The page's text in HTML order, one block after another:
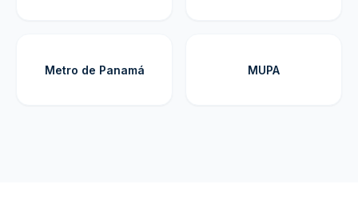
Metro de Panamá MUPA